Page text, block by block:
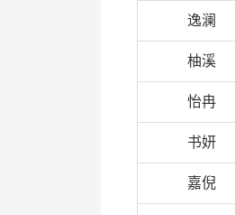
逸澜
柚溪
怡冉
书妍
嘉倪